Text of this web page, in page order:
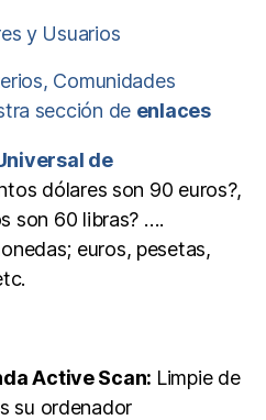
y Usuarios
Comunidades
sección de enlaces
de
dólares son 90 euros?,
son 60 libras? ….
euros, pesetas,
Active Scan: Limpie de
su ordenador